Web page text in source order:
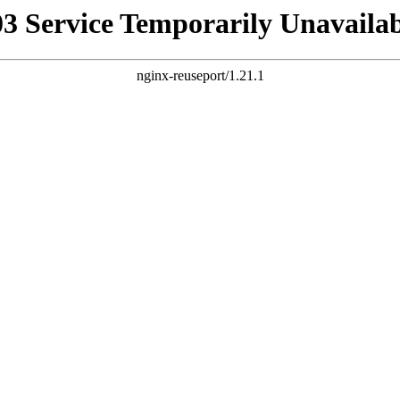
Service Temporarily
nginx-reuseport/1.21.1